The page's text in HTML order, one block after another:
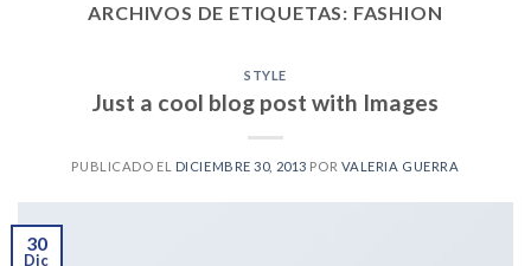
ARCHIVOS DE ETIQUETAS: FASHION
STYLE
Just a cool blog post with Images
PUBLICADO EL DICIEMBRE 30, 2013 POR VALERIA GUERRA
30
Dic